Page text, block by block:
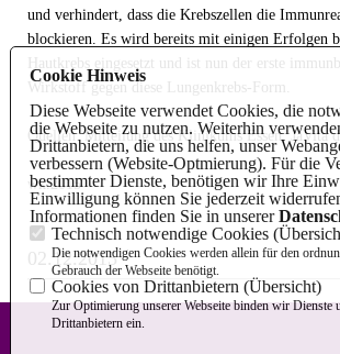
und verhindert, dass die Krebszellen die
blockieren. Es wird bereits mit einigen Erfolgen
Hautkrebs eingesetzt und ist nun der erste
Wirkstoff gegen diese Lungenkrebs-Form.
Quellen: Mitteilung des Klinikums Essen, JaVita
wk.2015
02.12.2015
Cookie Hinweis
Diese Webseite verwendet Cookies, die
die Webseite zu nutzen. Weiterhin
Drittanbietern, die uns helfen, unser
verbessern (Website-Optmierung). Für die
bestimmter Dienste, benötigen wir Ihre
Einwilligung können Sie jederzeit
Informationen finden Sie in unserer
Technisch notwendige Cookies (
Die notwendigen Cookies werden allein für den
Gebrauch der Webseite benötigt.
Cookies von Drittanbietern (Übersicht)
Zur Optimierung unserer Webseite binden wir Dienste
Drittanbietern ein.